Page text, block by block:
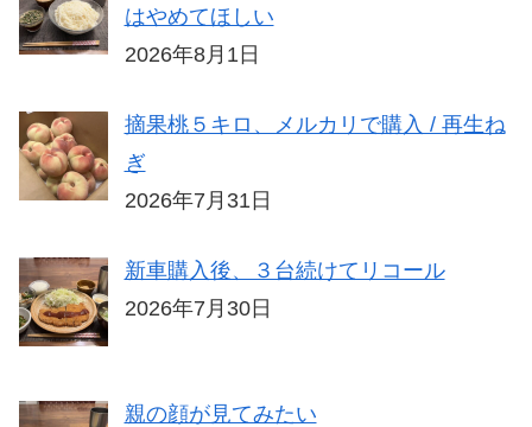
はやめてほしい
2026年8月1日
摘果桃５キロ、メルカリで購入 / 再生ね
ぎ
2026年7月31日
新車購入後、３台続けてリコール
2026年7月30日
親の顔が見てみたい